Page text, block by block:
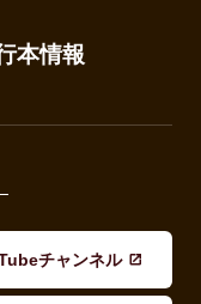
本情報
チャンネル